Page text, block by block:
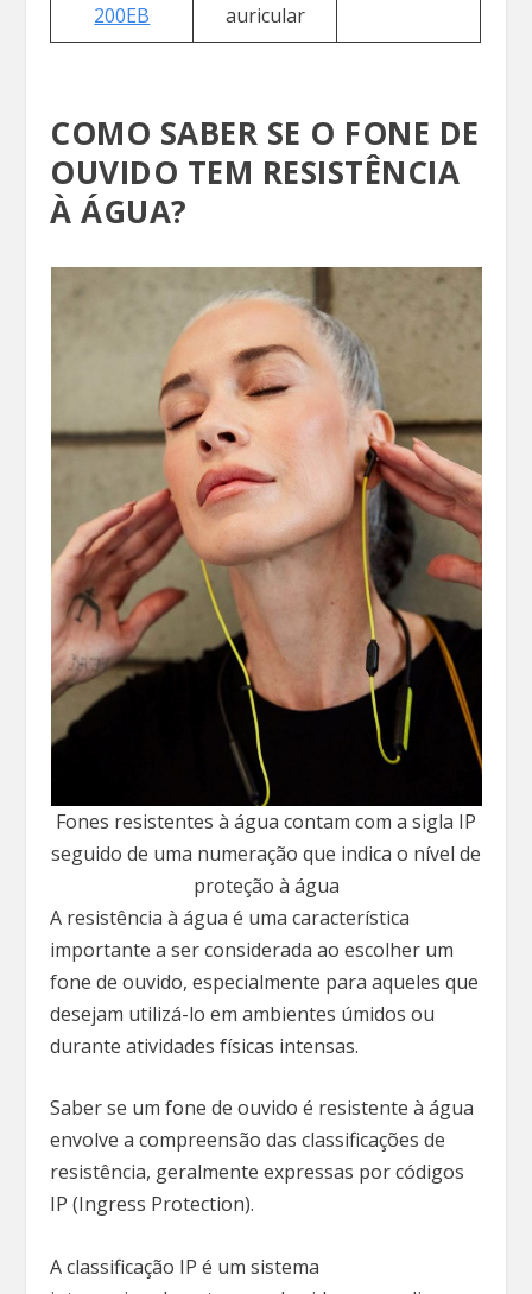
200EB
auricular
COMO SABER SE O FONE DE
OUVIDO TEM RESISTÊNCIA
À ÁGUA?
Fones resistentes à água contam com a sigla IP
seguido de uma numeração que indica o nível de
proteção à água
A resistência à água é uma característica
importante a ser considerada ao escolher um
fone de ouvido, especialmente para aqueles que
desejam utilizá-lo em ambientes úmidos ou
durante atividades físicas intensas.
Saber se um fone de ouvido é resistente à água
envolve a compreensão das classificações de
resistência, geralmente expressas por códigos
IP (Ingress Protection).
A classificação IP é um sistema